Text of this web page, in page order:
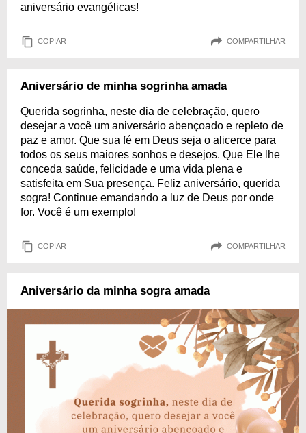
aniversário evangélicas!
COPIAR COMPARTILHAR
Aniversário de minha sogrinha amada
Querida sogrinha, neste dia de celebração, quero
desejar a você um aniversário abençoado e repleto de
paz e amor. Que sua fé em Deus seja o alicerce para
todos os seus maiores sonhos e desejos. Que Ele lhe
conceda saúde, felicidade e uma vida plena e
satisfeita em Sua presença. Feliz aniversário, querida
sogra! Continue emandando a luz de Deus por onde
for. Você é um exemplo!
COPIAR COMPARTILHAR
Aniversário da minha sogra amada